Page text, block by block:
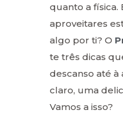
quanto a física.
aproveitares
algo por ti? O
te três dicas
descanso até à
claro, uma
Vamos a isso?